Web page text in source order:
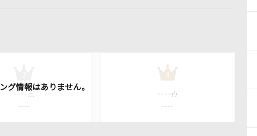
---- 点
----
3
---- 点
----